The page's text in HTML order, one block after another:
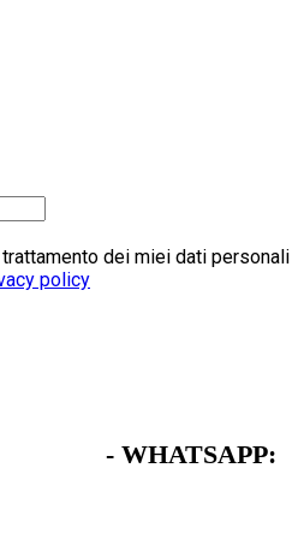
dei miei dati personali
policy
- WHATSAPP: